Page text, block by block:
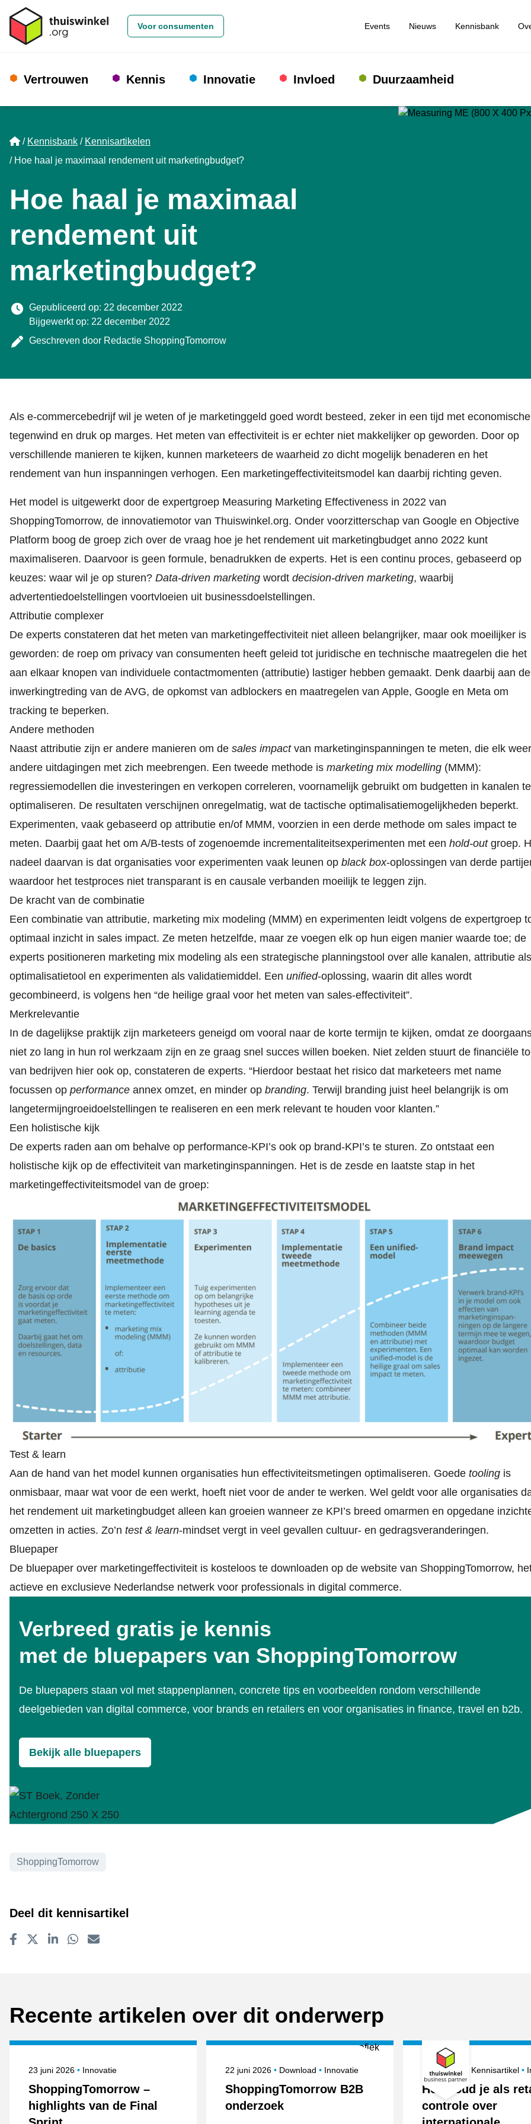
Voor consumenten Events Nieuws Kennisbank
Vertrouwen Kennis Innovatie Invloed Duurzaamheid
Home
Kennisbank
Kennisartikelen
Hoe haal je maximaal rendement uit marketingbudget?
Hoe haal je maximaal
rendement uit
marketingbudget?
Gepubliceerd op: 22 december 2022
Bijgewerkt op: 22 december 2022
Geschreven door Redactie ShoppingTomorrow
Als e-commercebedrijf wil je weten of je marketinggeld goed wordt besteed, zeker in een tijd met economische
tegenwind en druk op marges. Het meten van effectiviteit is er echter niet makkelijker op geworden. Door op
verschillende manieren te kijken, kunnen marketeers de waarheid zo dicht mogelijk benaderen en het
rendement van hun inspanningen verhogen. Een marketingeffectiviteitsmodel kan daarbij richting geven.
Het model is uitgewerkt door de expertgroep Measuring Marketing Effectiveness in 2022 van
ShoppingTomorrow, de innovatiemotor van Thuiswinkel.org. Onder voorzitterschap van Google en Objective
Platform boog de groep zich over de vraag hoe je het rendement uit marketingbudget anno 2022 kunt
maximaliseren. Daarvoor is geen formule, benadrukken de experts. Het is een continu proces, gebaseerd op
keuzes: waar wil je op sturen? Data-driven marketing wordt decision-driven marketing, waarbij
advertentiedoelstellingen voortvloeien uit businessdoelstellingen.
Attributie complexer
De experts constateren dat het meten van marketingeffectiviteit niet alleen belangrijker, maar ook moeilijker is
geworden: de roep om privacy van consumenten heeft geleid tot juridische en technische maatregelen die het
aan elkaar knopen van individuele contactmomenten (attributie) lastiger hebben gemaakt. Denk daarbij aan de
inwerkingtreding van de AVG, de opkomst van adblockers en maatregelen van Apple, Google en Meta om
tracking te beperken.
Andere methoden
Naast attributie zijn er andere manieren om de sales impactvan marketinginspanningen te meten, die elk weer
andere uitdagingen met zich meebrengen. Een tweede methode is marketing mix modelling (MMM):
regressiemodellen die investeringen en verkopen correleren, voornamelijk gebruikt om budgetten in kanalen te
optimaliseren. De resultaten verschijnen onregelmatig, wat de tactische optimalisatiemogelijkheden beperkt.
Experimenten, vaak gebaseerd op attributie en/of MMM, voorzien in een derde methode om sales impact te
meten. Daarbij gaat het om A/B-tests of zogenoemde incrementaliteitsexperimenten met een hold-outgroep.
nadeel daarvan is dat organisaties voor experimenten vaak leunen op black box-oplossingen van derde
waardoor het testproces niet transparant is en causale verbanden moeilijk te leggen zijn.
De kracht van de combinatie
Een combinatie van attributie, marketing mix modeling (MMM) en experimenten leidt volgens de expertgroep
optimaal inzicht in sales impact. Ze meten hetzelfde, maar ze voegen elk op hun eigen manier waarde toe; de
experts positioneren marketing mix modeling als een strategische planningstool over alle kanalen, attributie als
optimalisatietool en experimenten als validatiemiddel. Een unified-oplossing, waarin dit alles wordt
gecombineerd, is volgens hen “de heilige graal voor het meten van sales-effectiviteit”.
Merkrelevantie
In de dagelijkse praktijk zijn marketeers geneigd om vooral naar de korte termijn te kijken, omdat ze
niet zo lang in hun rol werkzaam zijn en ze graag snel succes willen boeken. Niet zelden stuurt de financiële
van bedrijven hier ook op, constateren de experts. “Hierdoor bestaat het risico dat marketeers met name
focussen op performance annex omzet, en minder op branding. Terwijl branding juist heel belangrijk is om
langetermijngroeidoelstellingen te realiseren en een merk relevant te houden voor klanten.”
Een holistische kijk
De experts raden aan om behalve op performance-KPI’s ook op brand-KPI’s te sturen. Zo ontstaat een
holistische kijk op de effectiviteit van marketinginspanningen. Het is de zesde en laatste stap in het
marketingeffectiviteitsmodel van de groep:
Test & learn
Aan de hand van het model kunnen organisaties hun effectiviteitsmetingen optimaliseren. Goede tooling is
onmisbaar, maar wat voor de een werkt, hoeft niet voor de ander te werken. Wel geldt voor alle organisaties
het rendement uit marketingbudget alleen kan groeien wanneer ze KPI’s breed omarmen en opgedane
omzetten in acties. Zo’n test & learn-mindset vergt in veel gevallen cultuur- en gedragsveranderingen.
Bluepaper
De bluepaper over marketingeffectiviteit is kosteloos te downloaden op de website van ShoppingTomorrow,
actieve en exclusieve Nederlandse netwerk voor professionals in digital commerce.
Verbreed gratis je kennis
met de bluepapers van ShoppingTomorrow
De bluepapers staan vol met stappenplannen, concrete tips en voorbeelden rondom verschillende
deelgebieden van digital commerce, voor brands en retailers en voor organisaties in finance, travel en b2b.
Bekijk alle bluepapers
Onderwerpen
ShoppingTomorrow
Deel dit kennisartikel
Recente artikelen over dit onderwerp
ShoppingTomorrow –
highlights van de Final
Gepubliceerd op
23 juni 2026 Onderwerpen
Innovatie
ShoppingTomorrow B2B
onderzoek
Gepubliceerd op
22 juni 2026 Download Onderwerpen
Innovatie
Hoe houd je als
controle over
Gepubliceerd op
9 juni 2026 Kennisartikel